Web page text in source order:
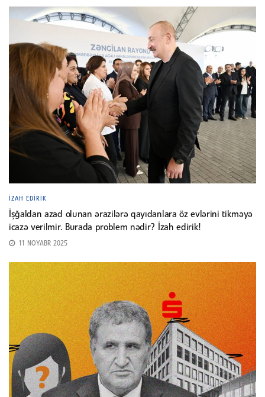
İZAH EDIRIK
İşğaldan azad olunan ərazilərə qayıdanlara öz evlərini tikməyə
icazə verilmir. Burada problem nədir? İzah edirik!
11 NOYABR 2025